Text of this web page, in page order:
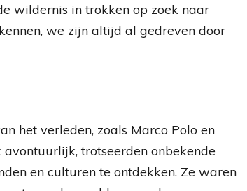
wildernis in trokken op zoek naar
we zijn altijd al gedreven door
het verleden, zoals Marco Polo en
trotseerden onbekende
en culturen te ontdekken. Ze waren